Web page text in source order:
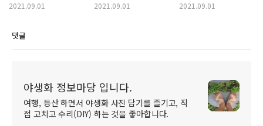
2021.09.01 2021.09.01 2021.09.01
댓글
야생화 정보마당 입니다.
여행, 등산 하면서 야생화 사진 담기를 즐기고, 직
접 고치고 수리(DIY) 하는 것을 좋아합니다.